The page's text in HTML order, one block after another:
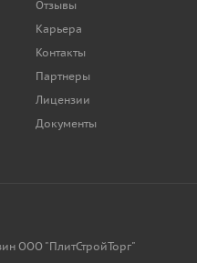
Отзывы
Карьера
Контакты
Партнеры
Лицензии
Документы
ООО "ПлитСтройТорг"